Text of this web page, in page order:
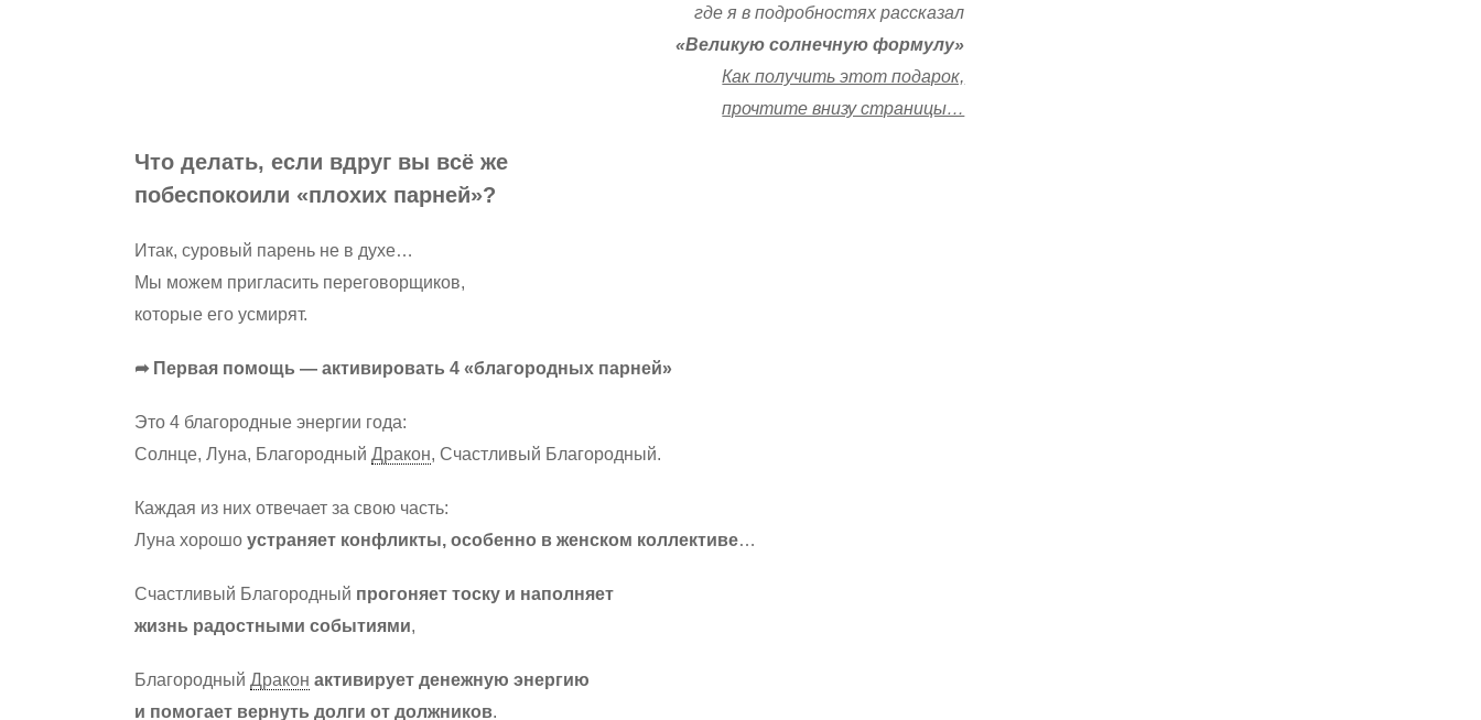
где я в подробностях рассказал
«Великую солнечную формулу»
Как получить этот подарок,
прочтите внизу страницы…
Что делать, если вдруг вы всё же
побеспокоили «плохих парней»?
Итак, суровый парень не в духе…
Мы можем пригласить переговорщиков,
которые его усмирят.
➦ Первая помощь — активировать 4 «благородных парней»
Это 4 благородные энергии года:
Солнце, Луна, БлагородныйДракон, Счастливый Благородный.
Каждая из них отвечает за свою часть:
Луна хорошоустраняет конфликты, особенно в женском коллективе…
Счастливый Благородный прогоняет тоску и наполняет
жизнь радостными событиями,
БлагородныйДракон активирует денежную энергию
и помогает вернуть долги от должников.